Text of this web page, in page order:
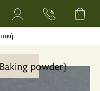
powder)